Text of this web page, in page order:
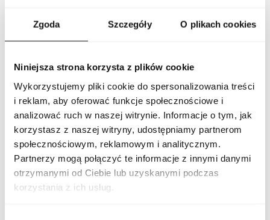
Zgoda Szczegóły O plikach cookies
Niniejsza strona korzysta z plików cookie
Wykorzystujemy pliki cookie do spersonalizowania treści
i reklam, aby oferować funkcje społecznościowe i
analizować ruch w naszej witrynie. Informacje o tym, jak
korzystasz z naszej witryny, udostępniamy partnerom
społecznościowym, reklamowym i analitycznym.
Partnerzy mogą połączyć te informacje z innymi danymi
otrzymanymi od Ciebie lub uzyskanymi podczas
korzystania z ich usług.
charakter zapachu oraz przyciąga uwagę swoim designerskim
wieczorne wyjścia, romantyczne spotkania oraz specjalne
indywidualny styl.
PARAMETRY
Indeks
CH VERY GOOD GIRL 80
EU [1]